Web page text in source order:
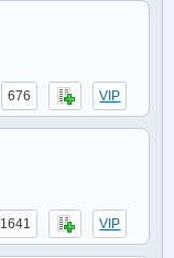
676 VIP
1641 VIP